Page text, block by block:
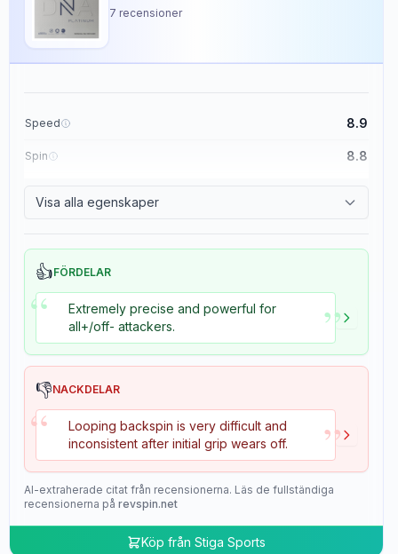
7 recensioner
Speed 8.9
Spin 8.8
Visa alla egenskaper
👍FÖRDELAR
“
Extremely precise and powerful for
all+/off- attackers.
”
👎NACKDELAR
“
Looping backspin is very difficult and
inconsistent after initial grip wears off.
”
AI-extraherade citat från recensionerna. Läs de fullständiga
recensionerna på revspin.net
Köp från Stiga Sports